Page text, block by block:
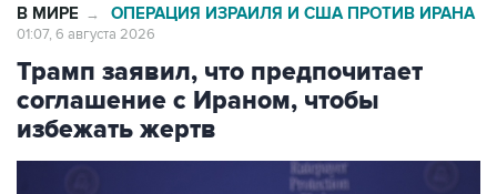
В МИРЕ → ОПЕРАЦИЯ ИЗРАИЛЯ И США ПРОТИВ ИРАНА
01:07, 6 августа 2026
Трамп заявил, что предпочитает
соглашение с Ираном, чтобы
избежать жертв